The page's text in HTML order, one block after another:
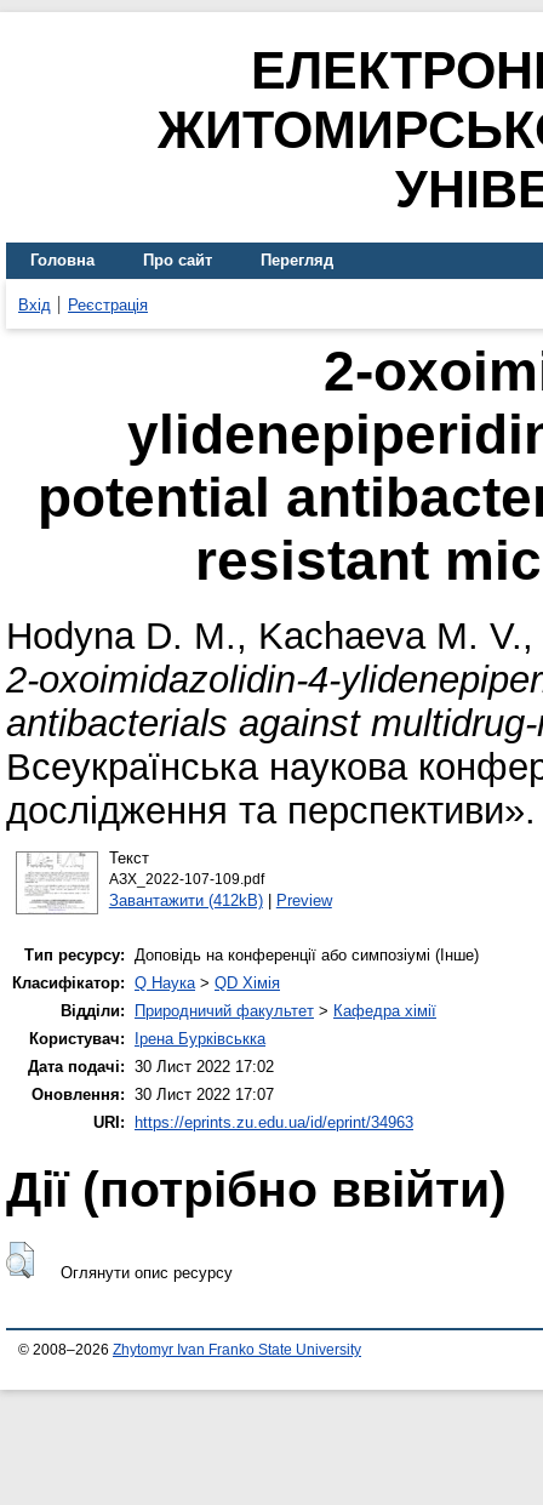
Головна Про сайт Перегляд
Вхід Реєстрація
2-
potential
resistant
Hodyna D. M., Kachaeva M. V.,
2-oxoimidazolidin-4-
antibacterials against
Всеукраїнська наукова
дослідження та
Текст
АЗХ_2022-107-109.pdf
Завантажити (412kB)| Preview
Тип ресурсу: Доповідь на конференції або симпозіумі (Інше)
Класифікатор: Q Наука> QD Хімія
Відділи:
Природничий факультет > Кафедра хімії
Користувач:
Ірена Бурківськка
Дата подачі: 30 Лист 2022 17:02
Оновлення: 30 Лист 2022 17:07
URI:
https://eprints.zu.edu.ua/id/eprint/34963
Дії ​​(потрібно ввійти)
Оглянути опис ресурсу
© 2008–2026 Zhytomyr Ivan Franko State University